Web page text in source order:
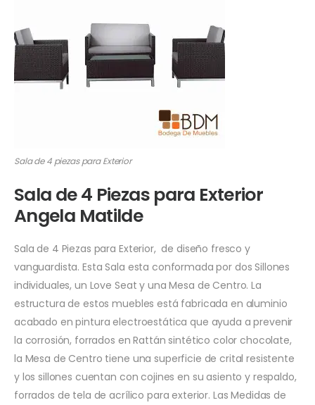
Sala de 4 piezas para Exterior
Sala de 4 Piezas para Exterior
Angela Matilde
Sala de 4 Piezas para Exterior, de diseño fresco y
vanguardista. Esta Sala esta conformada por dos Sillones
individuales, un Love Seat y una Mesa de Centro. La
estructura de estos muebles está fabricada en aluminio
acabado en pintura electroestática que ayuda a prevenir
la corrosión, forrados en Rattán sintético color chocolate,
la Mesa de Centro tiene una superficie de crital resistente
y los sillones cuentan con cojines en su asiento y respaldo,
forrados de tela de acrílico para exterior. Las Medidas de